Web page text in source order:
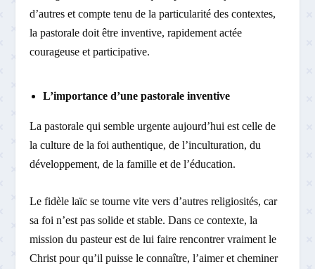
d’autres et compte tenu de la particularité des contextes,
la pastorale doit être inventive, rapidement actée
courageuse et participative.
L’importance d’une pastorale inventive
La pastorale qui semble urgente aujourd’hui est celle de
la culture de la foi authentique, de l’inculturation, du
développement, de la famille et de l’éducation.
Le fidèle laïc se tourne vite vers d’autres religiosités, car
sa foi n’est pas solide et stable. Dans ce contexte, la
mission du pasteur est de lui faire rencontrer vraiment le
Christ pour qu’il puisse le connaître, l’aimer et cheminer